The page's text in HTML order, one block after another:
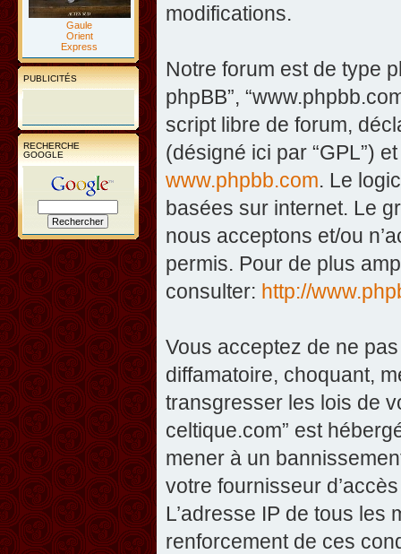
Gaule
Orient
Express
PUBLICITÉS
RECHERCHE
GOOGLE
modifications.
Notre forum est de type
phpBB”,
script libre de forum,
(désigné ici par “GPL”)
www.phpbb.com. Le
basées sur internet. Le
nous acceptons et/ou
permis. Pour de plus
consulter: http://
Vous acceptez de ne
diffamatoire, choquant,
transgresser les lois de
celtique.com” est
mener à un
votre fournisseur
L’adresse IP de tous
renforcement de ces